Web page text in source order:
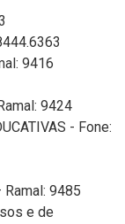
9416
9424
- Fone:
9485
e de